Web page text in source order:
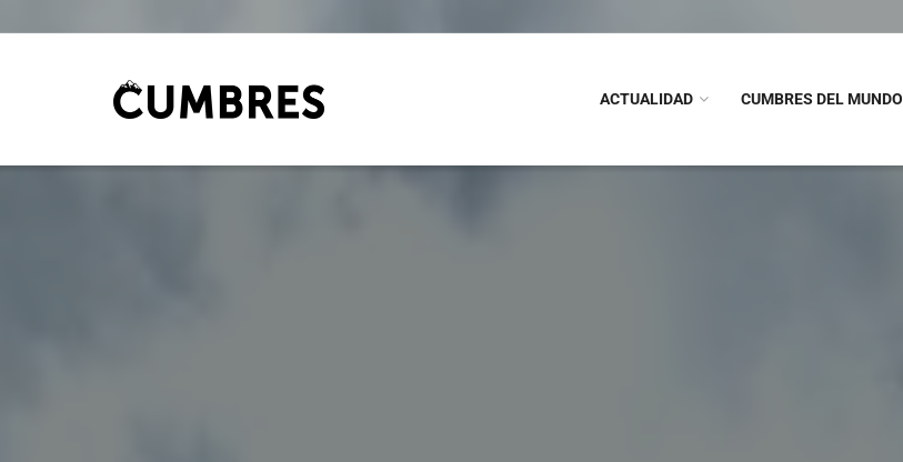
ACTUALIDAD CUMBRES DEL MUNDO